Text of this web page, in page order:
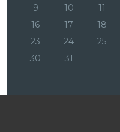
9
10 11
16
17 18
23
24 25
30
31